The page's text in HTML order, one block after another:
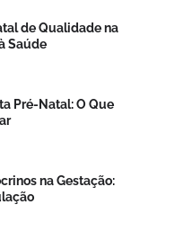
de Qualidade na
Saúde
Pré-Natal: O Que
na Gestação: